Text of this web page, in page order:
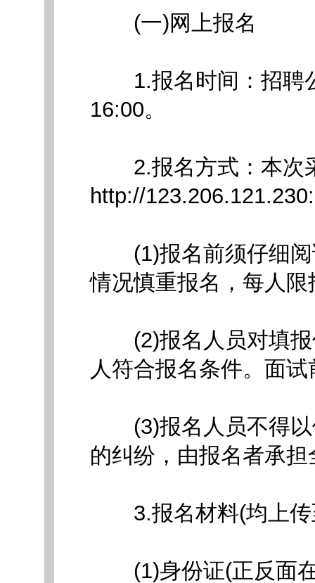
(一)网上报名
1.报名时间：招聘
16:00。
2.报名方式：本次
http://
(1)报名前须仔细阅
情况慎重报名，每人
(2)报名人员对填报
人符合报名条件。面
(3)报名人员不得以
的纠纷，由报名者承
3.报名材料(均上传
(1)身份证(正反面在